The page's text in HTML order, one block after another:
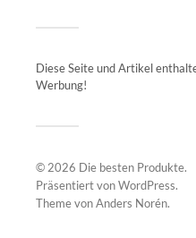
Diese Seite und Artikel
Werbung!
© 2026 Die besten Produkte.
Präsentiert vonWordPress.
Theme vonAnders Norén.